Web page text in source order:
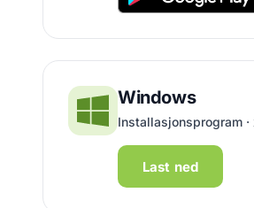
Windows
Installasjonsprogram ·
Last ned